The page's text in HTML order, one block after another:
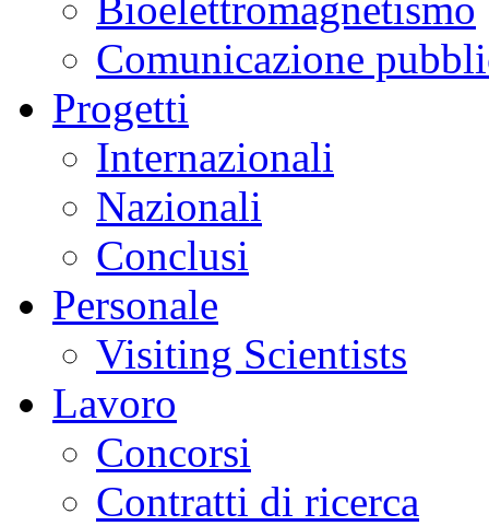
Comunicazione
Progetti
Internazionali
Nazionali
Conclusi
Personale
Visiting Scientists
Lavoro
Concorsi
Contratti di ricerca